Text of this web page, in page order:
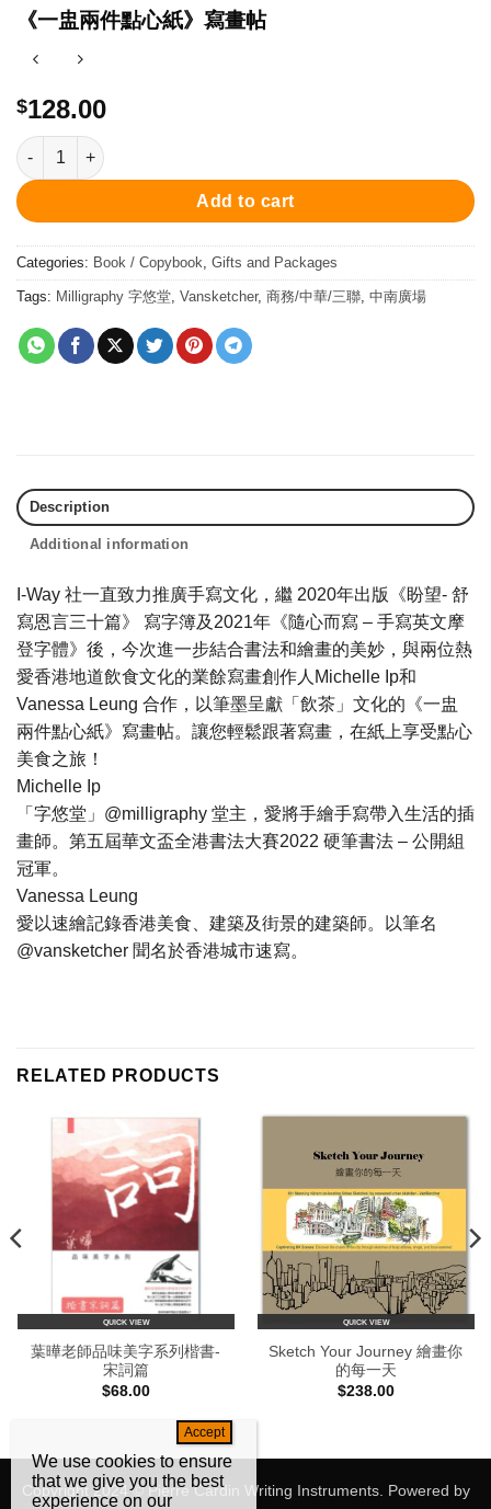
《一盅兩件點心紙》寫畫帖
$128.00
《一盅兩件點心紙》寫畫帖 quantity
Add to cart
Categories: Book / Copybook Gifts and Packages
Tags: Milligraphy 字悠堂 Vansketcher, 商務/中華/三聯 中南廣場
Description
Additional information
I-Way 社一直致力推廣手寫文化，繼 2020年出版《盼望- 舒
寫恩言三十篇》 寫字簿及2021年《隨心而寫 – 手寫英文摩
登字體》後，今次進一步結合書法和繪畫的美妙，與兩位熱
愛香港地道飲食文化的業餘寫畫創作人Michelle Ip和
Vanessa Leung 合作，以筆墨呈獻「飲茶」文化的《一盅
兩件點心紙》寫畫帖。讓您輕鬆跟著寫畫，在紙上享受點心
美食之旅！
Michelle Ip
「字悠堂」@milligraphy 堂主，愛將手繪手寫帶入生活的插
畫師。第五屆華文盃全港書法大賽2022 硬筆書法 – 公開組
冠軍。
Vanessa Leung
愛以速繪記錄香港美食、建築及街景的建築師。以筆名
@vansketcher 聞名於香港城市速寫。
RELATED PRODUCTS
QUICK VIEW
葉曄老師品味美字系列楷書-
宋詞篇
$68.00
QUICK VIEW
Sketch Your Journey 繪畫你
的每一天
$238.00
Copyright 2024 © Pierre Cardin Writing Instruments. Powered by
We use cookies to ensure
that we give you the best
experience on our